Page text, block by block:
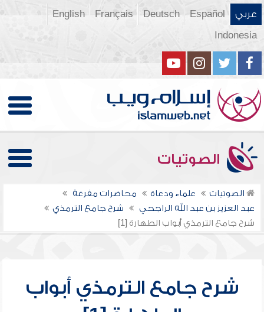
عربي Español
Deutsch
Français
English
Indonesia
الصوتيات
الصوتيات علماء ودعاة
محاضرات مفرغة
عبد العزيز بن عبد الله الراجحي
شرح جامع الترمذي
شرح جامع الترمذي أبواب الطهارة [1]
شرح جامع الترمذي أبواب